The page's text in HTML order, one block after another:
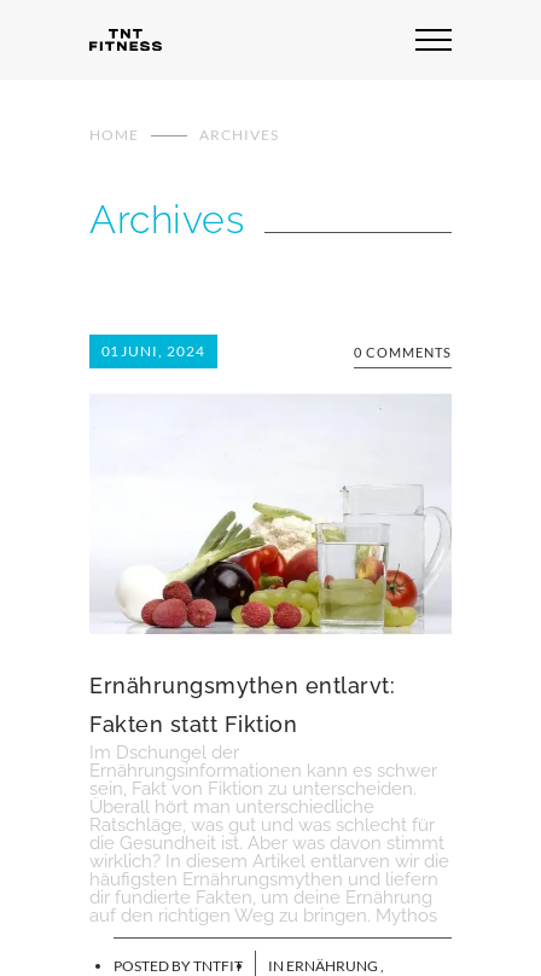
HOME ARCHIVES
Archives
01JUNI, 2024 0 COMMENTS
Ernährungsmythen entlarvt:
Fakten statt Fiktion
Im Dschungel der
Ernährungsinformationen kann es schwer
sein, Fakt von Fiktion zu unterscheiden.
Überall hört man unterschiedliche
Ratschläge, was gut und was schlecht für
die Gesundheit ist. Aber was davon stimmt
wirklich? In diesem Artikel entlarven wir die
häufigsten Ernährungsmythen und liefern
dir fundierte Fakten, um deine Ernährung
auf den richtigen Weg zu bringen. Mythos
POSTED BYTNTFIT IN ERNÄHRUNG